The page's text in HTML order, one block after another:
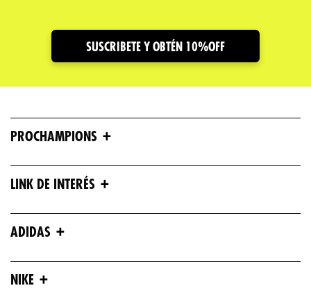
SUSCRIBETE Y OBTÉN 10%OFF
PROCHAMPIONS +
LINK DE INTERÉS +
ADIDAS +
NIKE +